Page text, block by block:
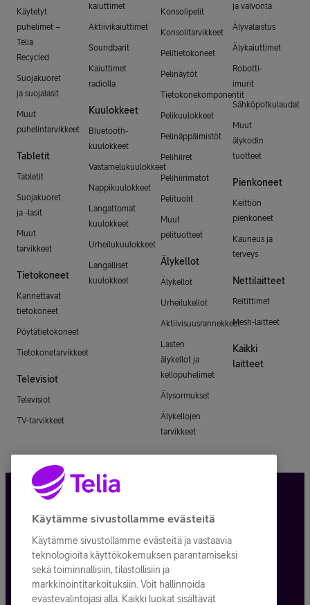
Käytetyt
puhelimet –
Telia
Recycled
Suojakuoret
ja suojalasit
Muut
puhelintarvikkeet
Tabletit
Tabletit
Suojakuoret
ja -lasit
Muut
tarvikkeet
Tietokoneet
Kannettavat
tietokoneet
Pöytätietokoneet
Tietokonetarvikkeet
Televisiot
Televisiot
TV-tarvikkeet
kaiuttimet
Aktiivikaiuttimet
Soundbarit
Kaiuttimet
radiolla
Kuulokkeet
Bluetooth-
kuulokkeet
Vastamelukuulokkeet
Nappikuulokkeet
Langattomat
kuulokkeet
Urheilukuulokkeet
Langalliset
kuulokkeet
Konsolipelit
Konsolitarvikkeet
Pelitietokoneet
Pelinäytöt
Tietokonekomponentit
Pelikuulokkeet
Pelinäppäimistöt
Pelihiiret
Pelihiirimatot
Pelituolit
Muut
pelituotteet
Älykellot
Älykellot
Urheilukellot
Aktiivisuusrannekkeet
Lasten
älykellot ja
kellopuhelimet
Älysormukset
Älykellojen
tarvikkeet
ja valvonta
Älyvalaistus
Älykaiuttimet
Robotti-
imurit
Sähköpotkulaudat
Muut
älykodin
tuotteet
Pienkoneet
Keittiön
pienkoneet
Kauneus ja
terveys
Nettilaitteet
Reitittimet
Mesh-laitteet
Kaikki
laitteet
Tietosuoja ja -turva
Tilauksen peruuttaminen
Käyttöehdot
Käytämme sivustollamme evästeitä
Käytämme sivustollamme evästeitä ja vastaavia
teknologioita käyttökokemuksen parantamiseksi
sekä toiminnallisiin, tilastollisiin ja
markkinointitarkoituksiin. Voit hallinnoida
evästevalintojasi alla. Kaikki luokat sisältävät